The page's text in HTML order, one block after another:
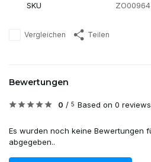
SKU ZO00964
Vergleichen Teilen
Bewertungen
0 / 5 Based on 0 reviews
Es wurden noch keine Bewertungen
abgegeben..